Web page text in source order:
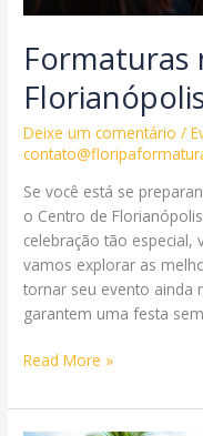
Formaturas
Deixe um comentário /
Se você está se
o Centro de
celebração tão especial,
vamos explorar as
tornar seu evento ainda
garantem uma festa
Formaturas
Centro
Read More »